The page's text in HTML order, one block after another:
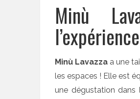
Minù
Minù Lavazza a une
les espaces ! Elle est
une dégustation dans